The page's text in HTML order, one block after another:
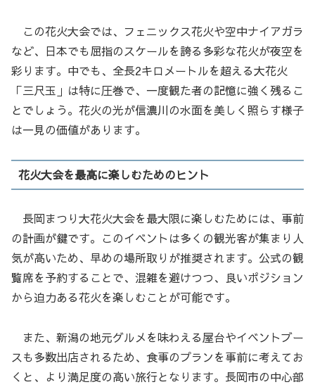
この花火大会では、フェニックス花火や空中ナイアガラ
など、日本でも屈指のスケールを誇る多彩な花火が夜空を
彩ります。中でも、全長2キロメートルを超える大花火
「三尺玉」は特に圧巻で、一度観た者の記憶に強く残るこ
とでしょう。花火の光が信濃川の水面を美しく照らす様子
は一見の価値があります。
花火大会を最高に楽しむためのヒント
長岡まつり大花火大会を最大限に楽しむためには、事前
の計画が鍵です。このイベントは多くの観光客が集まり人
気が高いため、早めの場所取りが推奨されます。公式の観
覧席を予約することで、混雑を避けつつ、良いポジション
から迫力ある花火を楽しむことが可能です。
また、新潟の地元グルメを味わえる屋台やイベントブー
スも多数出店されるため、食事のプランを事前に考えてお
くと、より満足度の高い旅行となります。長岡市の中心部